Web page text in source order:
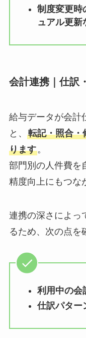
制度変更時
ュアル更新
会計連携｜仕訳
給与データが会計
と、 転記・照合・
ります。
部門別の人件費を
精度向上にもつな
連携の深さによっ
るため、次の点を
利用中の会
仕訳パター